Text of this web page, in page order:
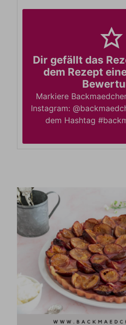
Dir gefällt das
dem Rezept
Markiere
Instagram:
dem Hashtag